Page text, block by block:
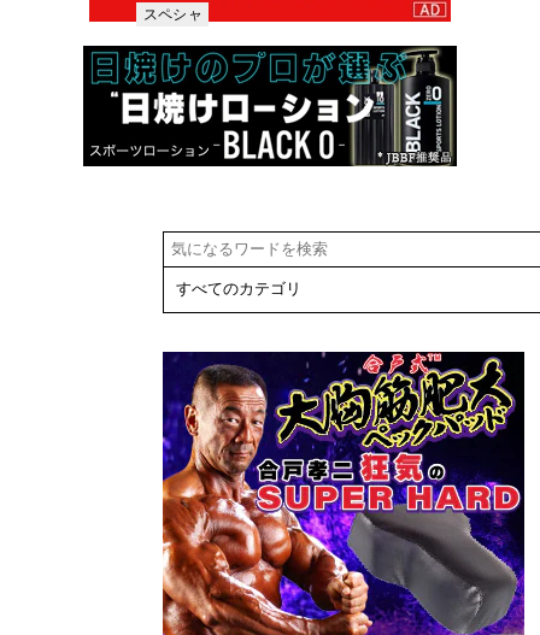
い やさしい健
康シリーズ
スペシャ